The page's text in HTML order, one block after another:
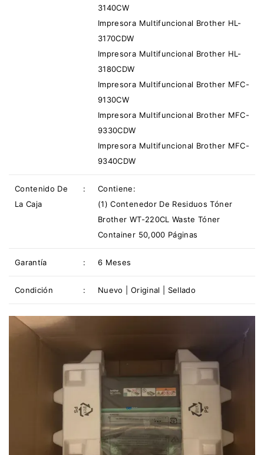
3140CW
Impresora Multifuncional Brother HL-
3170CDW
Impresora Multifuncional Brother HL-
3180CDW
Impresora Multifuncional Brother MFC-
9130CW
Impresora Multifuncional Brother MFC-
9330CDW
Impresora Multifuncional Brother MFC-
9340CDW
Contenido De
La Caja
:
Contiene:
(1) Contenedor De Residuos Tóner
Brother WT-220CL Waste Tóner
Container 50,000 Páginas
Garantía : 6 Meses
Condición : Nuevo | Original | Sellado